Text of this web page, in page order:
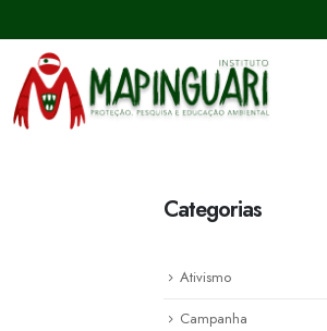
Categorias
Ativismo
Campanha